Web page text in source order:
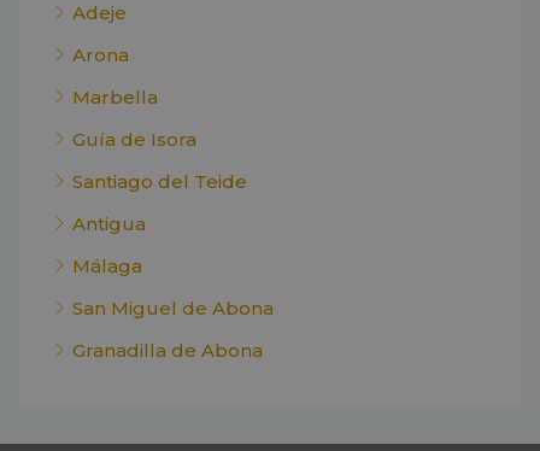
Adeje
Arona
Marbella
Guía de Isora
Santiago del Teide
Antigua
Málaga
San Miguel de Abona
Granadilla de Abona